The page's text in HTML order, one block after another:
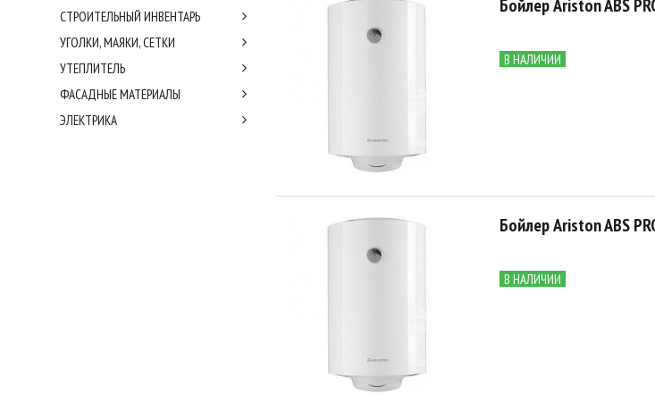
Бойлер Ariston ABS
В НАЛИЧИИ
Бойлер Ariston ABS
В НАЛИЧИИ
СТРОИТЕЛЬНЫЙ ИНВЕНТАРЬ
УГОЛКИ, МАЯКИ, СЕТКИ
УТЕПЛИТЕЛЬ
ФАСАДНЫЕ МАТЕРИАЛЫ
ЭЛЕКТРИКА